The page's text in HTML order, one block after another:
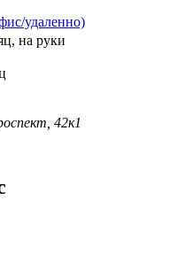
удаленно)
на руки
42к1